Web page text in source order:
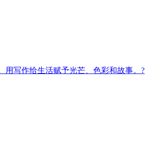
用写作给生活赋予光芒、色彩和故事。?